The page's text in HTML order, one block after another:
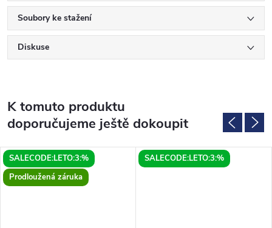
Soubory ke stažení
Diskuse
K tomuto produktu
doporučujeme ještě dokoupit
SALECODE:LETO:3:%
Prodloužená záruka
SALECODE:LETO:3:%